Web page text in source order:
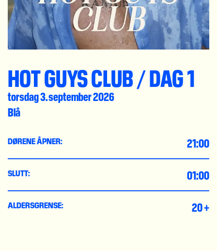
HOT GUYS CLUB / DAG 1
torsdag 3. september 2026
Blå
DØRENE ÅPNER: 21:00
SLUTT: 01:00
ALDERSGRENSE: 20 +